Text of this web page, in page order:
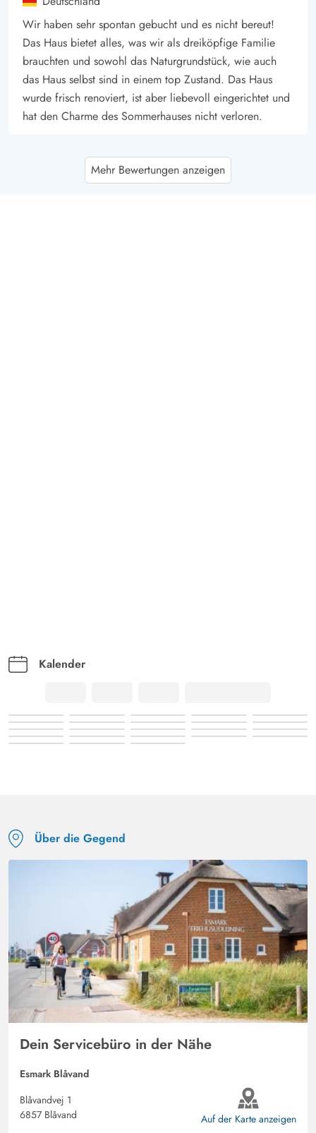
Wir haben sehr spontan gebucht und es nicht bereut!
Das Haus bietet alles, was wir als dreiköpfige Familie
brauchten und sowohl das Naturgrundstück, wie auch
das Haus selbst sind in einem top Zustand. Das Haus
wurde frisch renoviert, ist aber liebevoll eingerichtet und
hat den Charme des Sommerhauses nicht verloren.
Deutschland
5 von 5
5 out of 5
Mehr Bewertungen anzeigen
Kalender
Über die Gegend
Dein Servicebüro in der Nähe
Esmark Blåvand
Blåvandvej 1
6857 Blåvand
Auf der Karte anzeigen